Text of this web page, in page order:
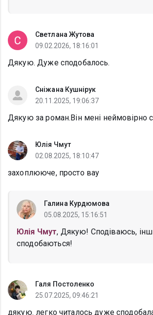
Светлана Жутова
09.02.2026, 18:16:01
Дякую. Дуже сподобалось.
Сніжана Кушнірук
20.11.2025, 19:06:37
Дякую за роман.Він мені неймовірно
Юлія Чмут
02.08.2025, 18:10:47
захоплююче, просто вау
Галина Курдюмова
05.08.2025, 15:16:51
Юлія Чмут, Дякую! Сподіваюсь, інші
сподобаються!
Галя Постоленко
25.07.2025, 09:46:21
дякую. легко читалось дуже